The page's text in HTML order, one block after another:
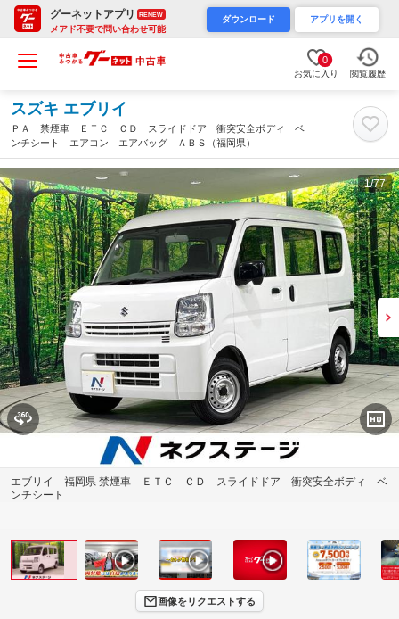
グーネットアプリ RENEW
メアド不要で問い合わせ可能
ダウンロード アプリを開く
0
お気に入り 閲覧履歴
スズキ エブリイ
ＰＡ 禁煙車 ＥＴＣ ＣＤ スライドドア 衝突安全ボディ ベ
ンチシート エアコン エアバッグ ＡＢＳ（福岡県）
1/77
エブリイ 福岡県 禁煙車 ＥＴＣ ＣＤ スライドドア 衝突安全ボディ ベ
ンチシート
画像をリクエストする